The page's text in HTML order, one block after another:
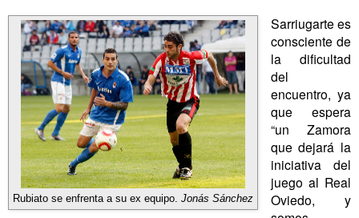
Rubiato se enfrenta a su ex equipo. Jonás Sánchez
Sarriugarte es
consciente de
la dificultad
del
encuentro, ya
que espera
“un Zamora
que dejará la
iniciativa del
juego al Real
Oviedo, y